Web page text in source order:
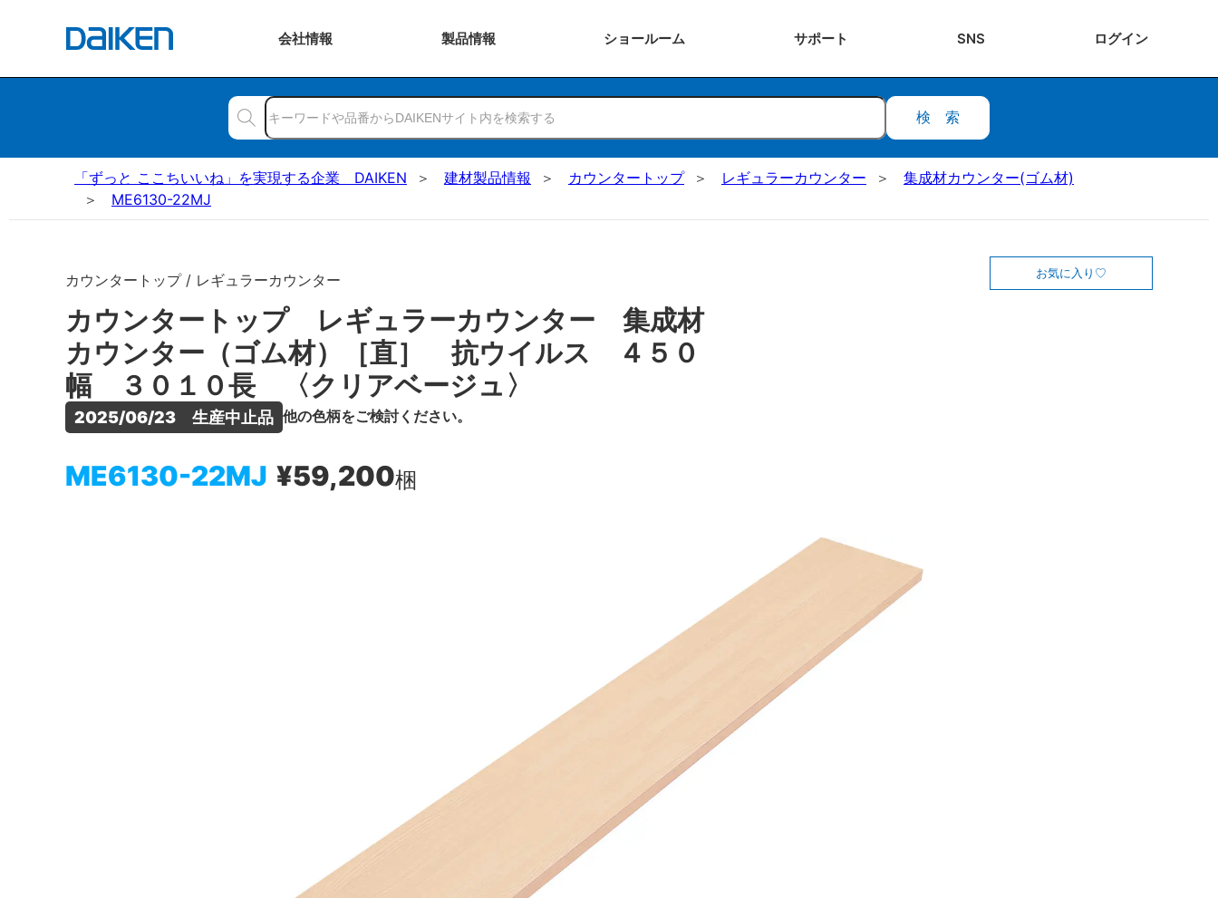
会社情報 製品情報 ショールーム サポート SNS ログイン
検索
「ずっと ここちいいね」を実現する企業 DAIKEN 建材製品情報 カウンタートップ レギュラーカウンター
集成材カウンター(ゴム材)
ME6130-22MJ
カウンタートップ / レギュラーカウンター
カウンタートップ レギュラーカウンター 集成材
カウンター（ゴム材）［直］ 抗ウイルス ４５０
幅 ３０１０長 〈クリアベージュ〉
2025/06/23　生産中止品 他の色柄をご検討ください。
ME6130-22MJ ¥59,200梱
お気に入り